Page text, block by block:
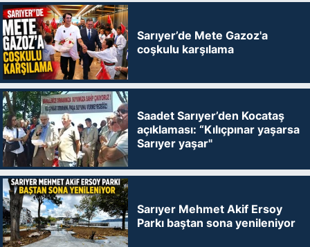
Sarıyer’de Mete Gazoz'a
coşkulu karşılama
Saadet Sarıyer’den Kocataş
açıklaması: “Kılıçpınar yaşarsa
Sarıyer yaşar"
Sarıyer Mehmet Akif Ersoy
Parkı baştan sona yenileniyor